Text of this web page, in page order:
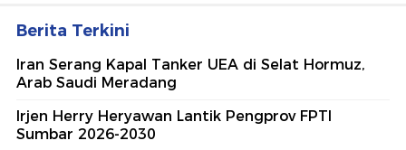
Berita Terkini
Iran Serang Kapal Tanker UEA di Selat Hormuz,
Arab Saudi Meradang
Irjen Herry Heryawan Lantik Pengprov FPTI
Sumbar 2026-2030